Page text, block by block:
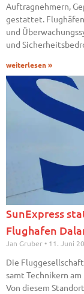
Auftragnehmern,
gestattet.
und
und
weiterlesen »
SunExpress
Flughafen
Jan Gruber 11. Juni
Die
samt Technikern
Von diesem